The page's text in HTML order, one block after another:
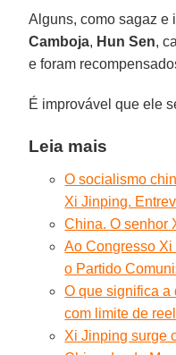
Alguns, como sagaz e
Camboja, Hun Sen,
e foram
É improvável que ele
Leia mais
O socialismo
Xi Jinping.
China. O senhor
Ao Congresso Xi
o Partido
O que significa a
com limite de
Xi Jinping surge